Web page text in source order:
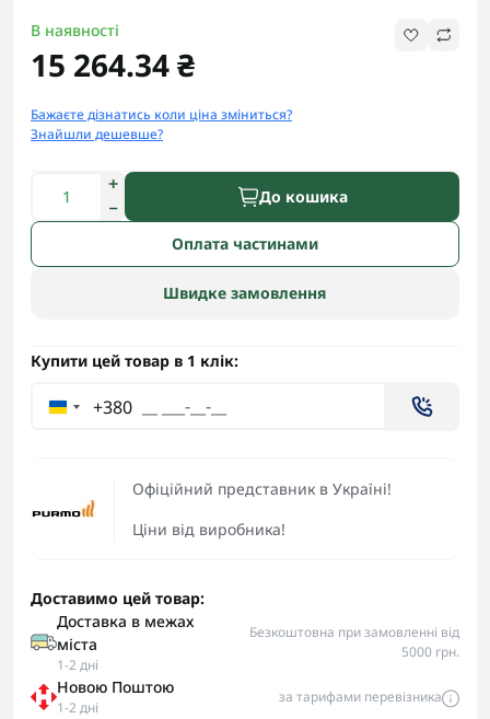
Офіційний представник в Україні!
Ціни від виробника!
В наявності
15 264.34 ₴
Бажаєте дізнатись коли ціна зміниться?
Знайшли дешевше?
До кошика
Оплата частинами
Швидке замовлення
Купити цей товар в 1 клік:
+380
Доставимо цей товар:
Доставка в межах
міста
1-2 дні
Безкоштовна при замовленні від
5000 грн.
Новою Поштою
1-2 дні
за тарифами перевізника